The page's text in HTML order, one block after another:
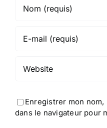
Enregistrer mon
dans le navigateur pour